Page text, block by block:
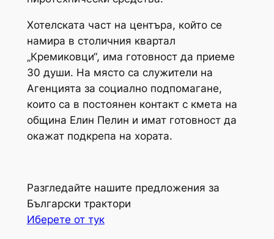
Хотелската част на центъра, който се
намира в столичния квартал
„Кремиковци“, има готовност да приеме
30 души. На място са служители на
Агенцията за социално подпомагане,
които са в постоянен контакт с кмета на
община Елин Пелин и имат готовност да
окажат подкрепа на хората.
Разгледайте нашите предложения за
Български трактори
Иберете от тук